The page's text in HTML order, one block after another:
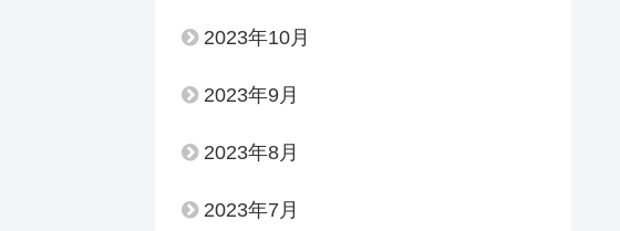
2023年10月
2023年9月
2023年8月
2023年7月